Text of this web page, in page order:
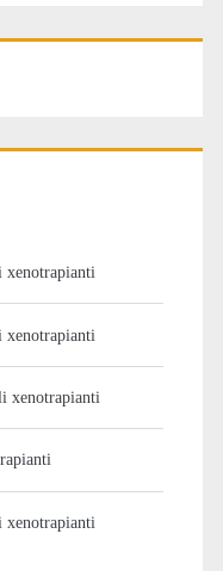
xenotrapianti
xenotrapianti
xenotrapianti
xenotrapianti